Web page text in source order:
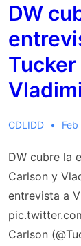
DW
CDLIDD Feb
DW cubre la
Carlson y
entrevista a
Carlson